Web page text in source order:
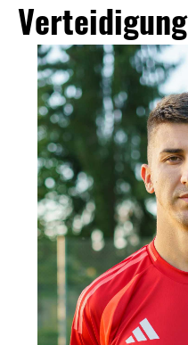
Verteidigung